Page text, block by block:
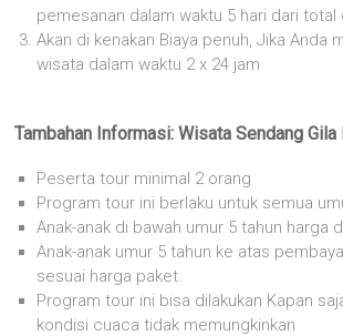
pemesanan dalam waktu 5 hari dari total
Akan di kenakan Biaya penuh, Jika Anda
wisata dalam waktu 2 x 24 jam
Tambahan Informasi:Wisata Sendang
Peserta tour minimal 2 orang
Program tour ini berlaku untuk semua
Anak-anak di bawah umur 5 tahun harga
Anak-anak umur 5 tahun ke atas
sesuai harga paket.
Program tour ini bisa dilakukan Kapan
kondisi cuaca tidak memungkinkan